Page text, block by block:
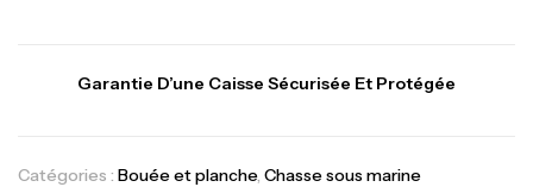
Garantie D’une Caisse Sécurisée Et Protégée
Catégories : Bouée et planche, Chasse sous marine